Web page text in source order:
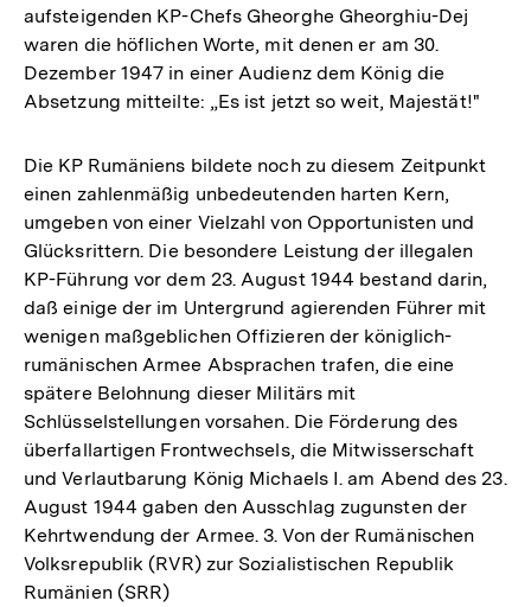
aufsteigenden KP-Chefs Gheorghe Gheorghiu-Dej
waren die höflichen Worte, mit denen er am 30.
Dezember 1947 in einer Audienz dem König die
Absetzung mitteilte: „Es ist jetzt so weit, Majestät!"
Die KP Rumäniens bildete noch zu diesem Zeitpunkt
einen zahlenmäßig unbedeutenden harten Kern,
umgeben von einer Vielzahl von Opportunisten und
Glücksrittern. Die besondere Leistung der illegalen
KP-Führung vor dem 23. August 1944 bestand darin,
daß einige der im Untergrund agierenden Führer mit
wenigen maßgeblichen Offizieren der königlich-
rumänischen Armee Absprachen trafen, die eine
spätere Belohnung dieser Militärs mit
Schlüsselstellungen vorsahen. Die Förderung des
überfallartigen Frontwechsels, die Mitwisserschaft
und Verlautbarung König Michaels I. am Abend des 23.
August 1944 gaben den Ausschlag zugunsten der
Kehrtwendung der Armee. 3. Von der Rumänischen
Volksrepublik (RVR) zur Sozialistischen Republik
Rumänien (SRR)